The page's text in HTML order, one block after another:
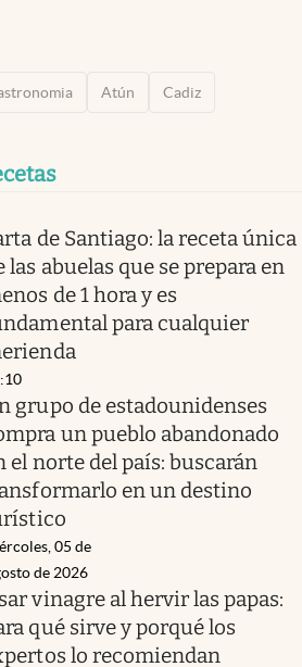
Atún Cadiz
de Santiago: la receta única
las abuelas que se prepara en
de 1 hora y es
para cualquier
grupo de estadounidenses
un pueblo abandonado
el norte del país: buscarán
en un destino
05 de
de 2026
vinagre al hervir las papas:
qué sirve y porqué los
lo recomiendan